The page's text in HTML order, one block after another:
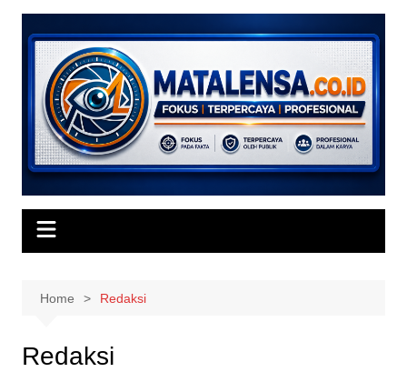
Skip
content
Home Redaksi
Redaksi